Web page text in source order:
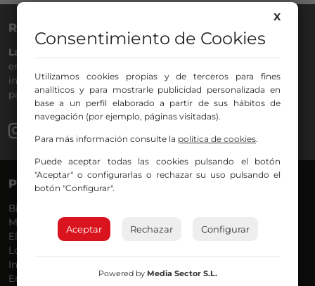
RADIO NERVIÓN
La Gran Familia
emisora de Bilbao para todos los públicos, con Más Música,
información a menos cinco, deportes, tráfico y la
participación de los oyentes.
PROGRAMAS
Bilbosport
Más Música
El Madrugador
Lo Más Nuevo
Informativos
En Ruta
Dani
Endika
X
Consentimiento de Cookies
Utilizamos cookies propias y de terceros para fines
analíticos y para mostrarle publicidad personalizada en
base a un perfil elaborado a partir de sus hábitos de
navegación (por ejemplo, páginas visitadas).
Para más información consulte la política de cookies.
Puede aceptar todas las cookies pulsando el botón
"Aceptar" o configurarlas o rechazar su uso pulsando el
botón "Configurar".
Aceptar Rechazar Configurar
Powered by Media Sector S.L.